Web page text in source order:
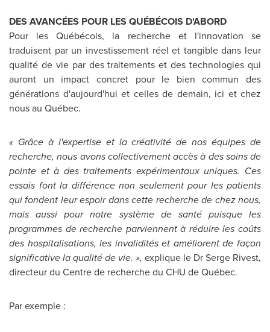
DES AVANCÉES POUR LES QUÉBÉCOIS D'ABORD
Pour les Québécois, la recherche et l'innovation se
traduisent par un investissement réel et tangible dans leur
qualité de vie par des traitements et des technologies qui
auront un impact concret pour le bien commun des
générations d'aujourd'hui et celles de demain, ici et chez
nous au Québec.
« Grâce à l'expertise et la créativité de nos équipes de
recherche, nous avons collectivement accès à des soins de
pointe et à des traitements expérimentaux uniques. Ces
essais font la différence non seulement pour les patients
qui fondent leur espoir dans cette recherche de chez nous,
mais aussi pour notre système de santé puisque les
programmes de recherche parviennent à réduire les coûts
des hospitalisations, les invalidités et améliorent de façon
significative la qualité de vie. », explique le Dr Serge Rivest,
directeur du Centre de recherche du CHU de Québec.
Par exemple :